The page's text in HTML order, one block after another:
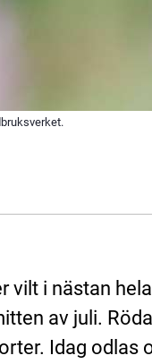
vilt i nästan
av juli.
Idag odlas